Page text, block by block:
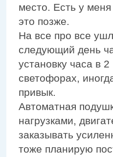
место. Есть у
это позже.
На все про все
следующий день
установку часа в
светофорах,
привык.
Автоматная
нагрузками,
заказывать
тоже планирую